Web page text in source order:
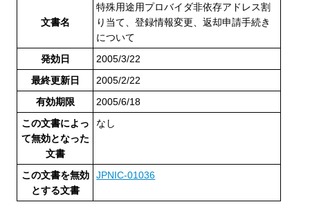
文書名
特殊用途用プロバイダ非依存アドレス割
り当て、登録情報変更、返却申請手続き
について
発効日
2005/3/22
最終更新日
2005/2/22
有効期限
2005/6/18
この文書によっ
て無効となった
文書
なし
この文書を無効
とする文書
JPNIC-01036